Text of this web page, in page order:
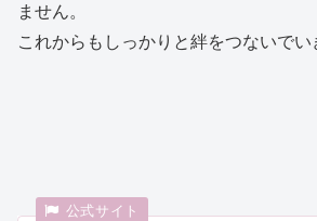
ません。
これからもしっかりと絆をつないでい